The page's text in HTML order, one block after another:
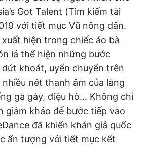
Got Talent (Tìm kiếm tài
với tiết mục Vũ nông dân.
hiện trong chiếc áo bà
lá thể hiện những bước
dứt khoát, uyển chuyển trên
nét thanh âm của làng
gà gáy, điệu hò... Không chỉ
giám khảo để bước tiếp vào
đã khiến khán giả quốc
ấn tượng với tiết mục kết